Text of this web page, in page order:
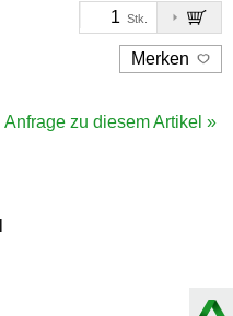
Stk.
Merken
Anfrage zu diesem Artikel »